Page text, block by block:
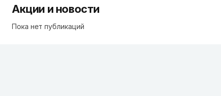
Акции и новости
Пока нет публикаций